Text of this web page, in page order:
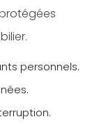
personnels.